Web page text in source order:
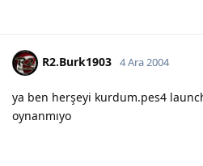
R2.Burk1903 4 Ara 2004
ya ben herşeyi kurdum.pes4
oynanmıyo